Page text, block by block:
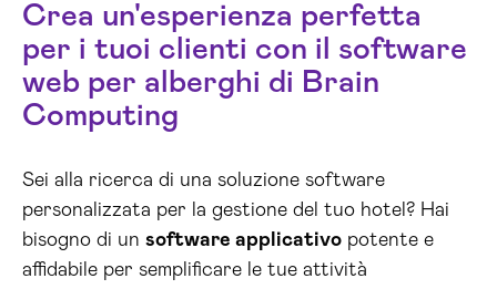
Crea un'esperienza perfetta
per i tuoi clienti con il software
web per alberghi di Brain
Computing
Sei alla ricerca di una soluzione software
personalizzata per la gestione del tuo hotel? Hai
bisogno di un software applicativo potente e
affidabile per semplificare le tue attività